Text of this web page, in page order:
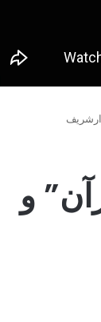
و